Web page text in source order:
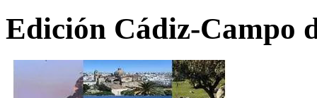
Edición Cádiz-Campo